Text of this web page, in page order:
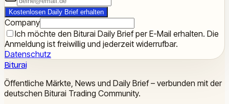
Kostenlosen Daily Brief erhalten
Company
Ich möchte den Biturai Daily Brief per E-Mail erhalten. Die
Anmeldung ist freiwillig und jederzeit widerrufbar.
Datenschutz
Biturai
Öffentliche Märkte, News und Daily Brief – verbunden mit der
deutschen Biturai Trading Community.